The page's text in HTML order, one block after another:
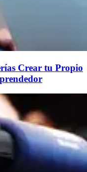
Crear tu Propio